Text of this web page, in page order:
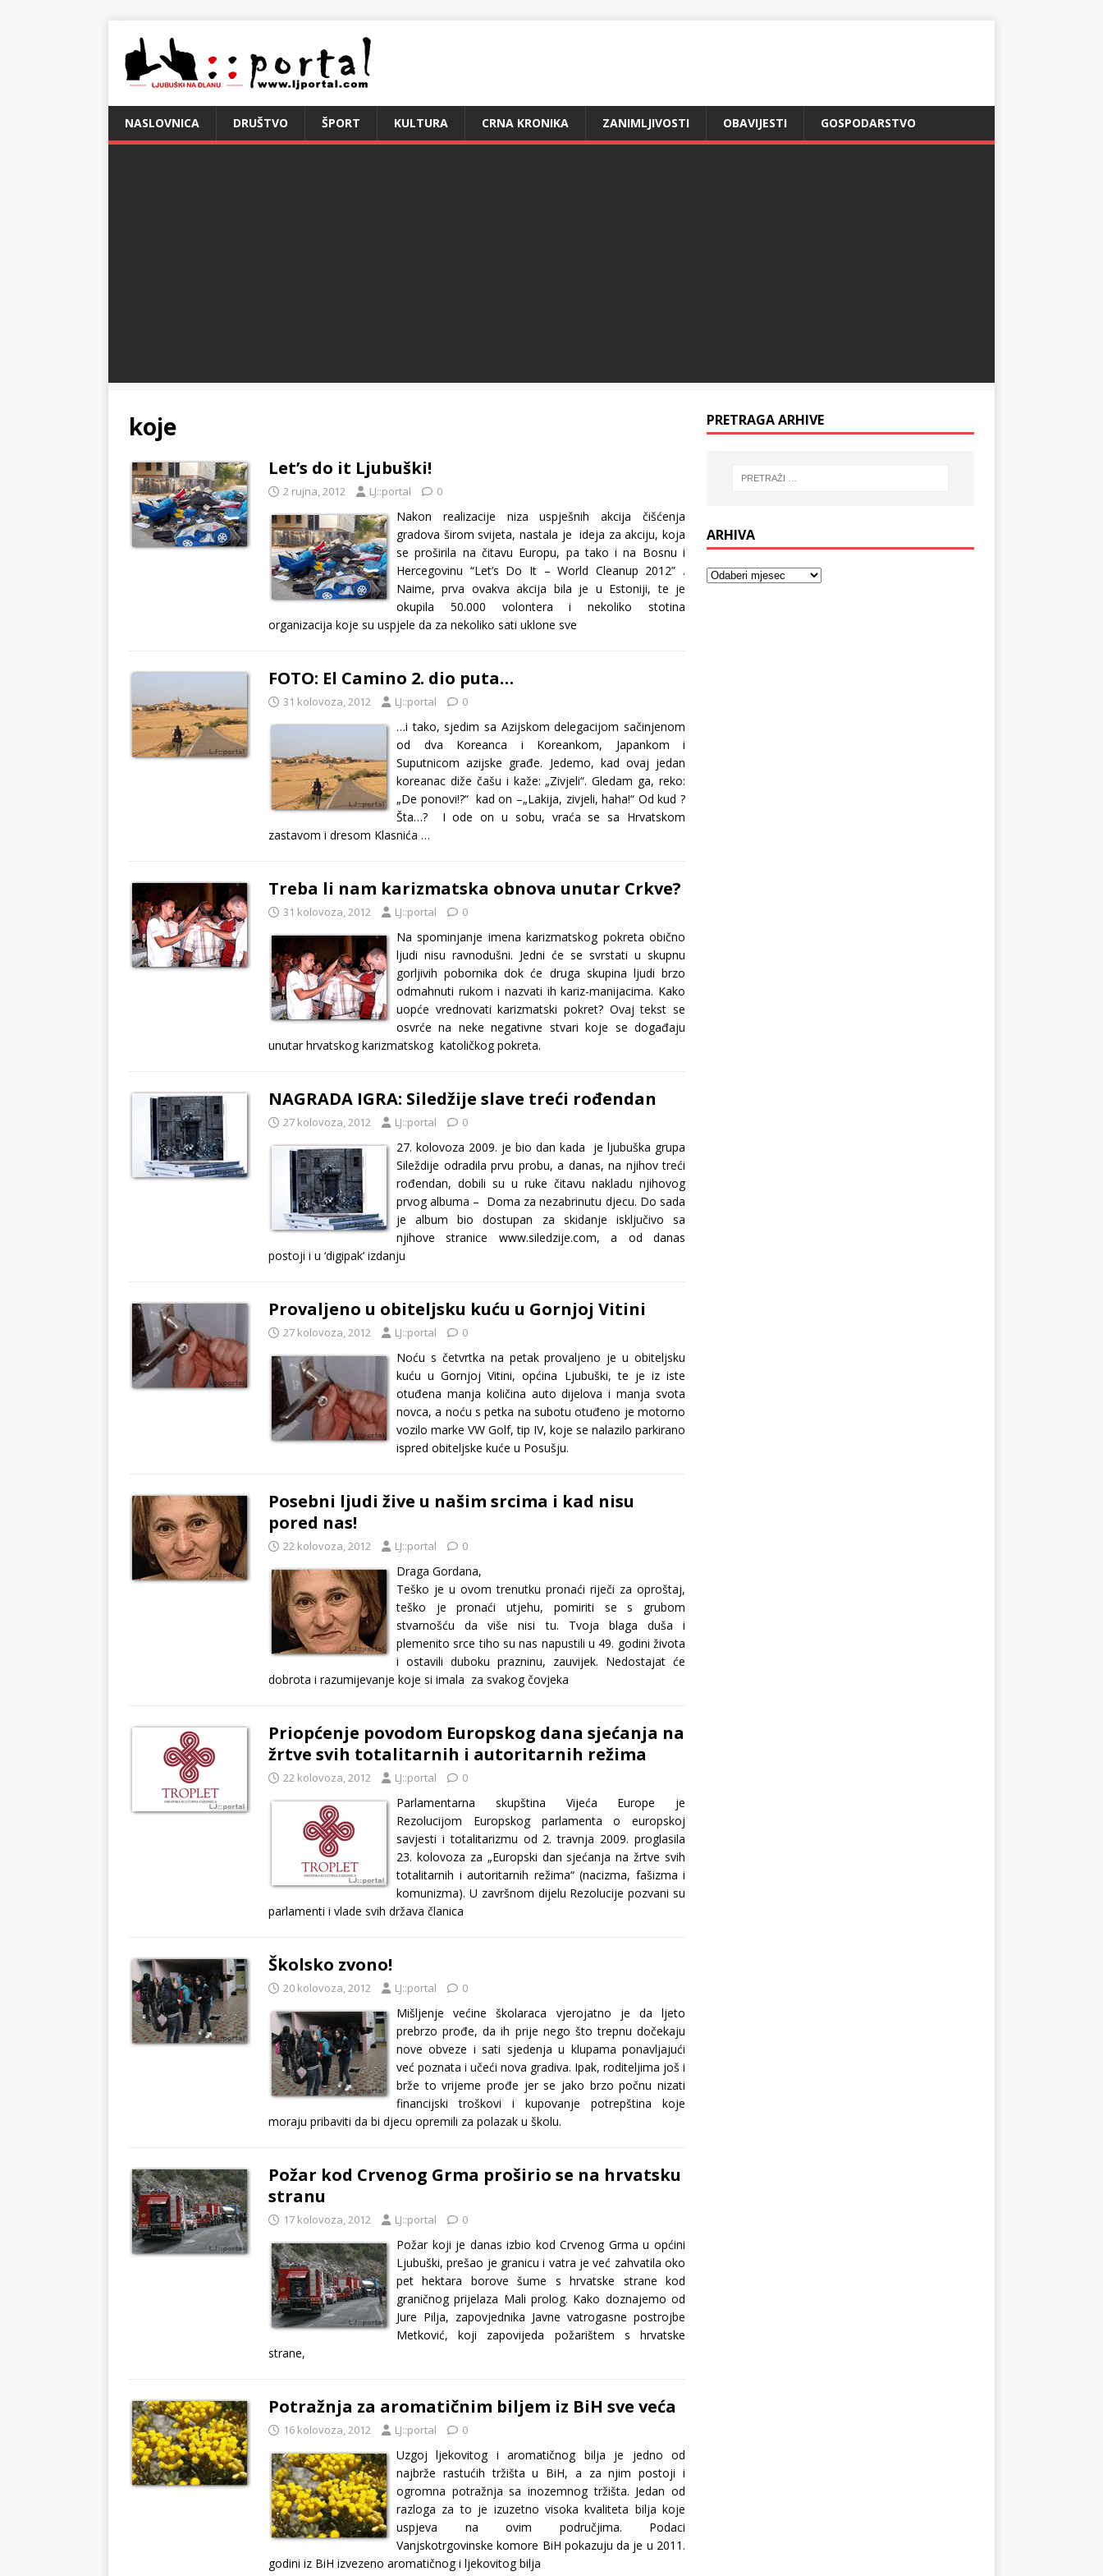
NASLOVNICA DRUŠTVO ŠPORT KULTURA CRNA KRONIKA ZANIMLJIVOSTI OBAVIJESTI GOSPODARSTVO
koje
Let’s do it Ljubuški!
2 rujna, 2012 LJ::portal 0
Nakon realizacije niza uspješnih akcija čišćenja
gradova širom svijeta, nastala je ideja za akciju, koja
se proširila na čitavu Europu, pa tako i na Bosnu i
Hercegovinu “Let’s Do It – World Cleanup 2012” .
Naime, prva ovakva akcija bila je u Estoniji, te je
okupila 50.000 volontera i nekoliko stotina
organizacija koje su uspjele da za nekoliko sati uklone sve
FOTO: El Camino 2. dio puta…
31 kolovoza, 2012 LJ::portal 0
…i tako, sjedim sa Azijskom delegacijom sačinjenom
od dva Koreanca i Koreankom, Japankom i
Suputnicom azijske građe. Jedemo, kad ovaj jedan
koreanac diže čašu i kaže: „Zivjeli“. Gledam ga, reko:
„De ponovi!?“ kad on –„Lakija, zivjeli, haha!“ Od kud ?
Šta…? I ode on u sobu, vraća se sa Hrvatskom
zastavom i dresom Klasnića …
Treba li nam karizmatska obnova unutar Crkve?
31 kolovoza, 2012 LJ::portal 0
Na spominjanje imena karizmatskog pokreta obično
ljudi nisu ravnodušni. Jedni će se svrstati u skupnu
gorljivih pobornika dok će druga skupina ljudi brzo
odmahnuti rukom i nazvati ih kariz-manijacima. Kako
uopće vrednovati karizmatski pokret? Ovaj tekst se
osvrće na neke negativne stvari koje se događaju
unutar hrvatskog karizmatskog katoličkog pokreta.
NAGRADA IGRA: Siledžije slave treći rođendan
27 kolovoza, 2012 LJ::portal 0
27. kolovoza 2009. je bio dan kada je ljubuška grupa
Sileždije odradila prvu probu, a danas, na njihov treći
rođendan, dobili su u ruke čitavu nakladu njihovog
prvog albuma – Doma za nezabrinutu djecu. Do sada
je album bio dostupan za skidanje isključivo sa
njihove stranice www.siledzije.com, a od danas
postoji i u ‘digipak’ izdanju
Provaljeno u obiteljsku kuću u Gornjoj Vitini
27 kolovoza, 2012 LJ::portal 0
Noću s četvrtka na petak provaljeno je u obiteljsku
kuću u Gornjoj Vitini, općina Ljubuški, te je iz iste
otuđena manja količina auto dijelova i manja svota
novca, a noću s petka na subotu otuđeno je motorno
vozilo marke VW Golf, tip IV, koje se nalazilo parkirano
ispred obiteljske kuće u Posušju.
Posebni ljudi žive u našim srcima i kad nisu
pored nas!
22 kolovoza, 2012 LJ::portal 0
Draga Gordana,
Teško je u ovom trenutku pronaći riječi za oproštaj,
teško je pronaći utjehu, pomiriti se s grubom
stvarnošću da više nisi tu. Tvoja blaga duša i
plemenito srce tiho su nas napustili u 49. godini života
i ostavili duboku prazninu, zauvijek. Nedostajat će
dobrota i razumijevanje koje si imala za svakog čovjeka
Priopćenje povodom Europskog dana sjećanja na
žrtve svih totalitarnih i autoritarnih režima
22 kolovoza, 2012 LJ::portal 0
Parlamentarna skupština Vijeća Europe je
Rezolucijom Europskog parlamenta o europskoj
savjesti i totalitarizmu od 2. travnja 2009. proglasila
23. kolovoza za „Europski dan sjećanja na žrtve svih
totalitarnih i autoritarnih režima“ (nacizma, fašizma i
komunizma). U završnom dijelu Rezolucije pozvani su
parlamenti i vlade svih država članica
Školsko zvono!
20 kolovoza, 2012 LJ::portal 0
Mišljenje većine školaraca vjerojatno je da ljeto
prebrzo prođe, da ih prije nego što trepnu dočekaju
nove obveze i sati sjedenja u klupama ponavljajući
već poznata i učeći nova gradiva. Ipak, roditeljima još i
brže to vrijeme prođe jer se jako brzo počnu nizati
financijski troškovi i kupovanje potrepština koje
moraju pribaviti da bi djecu opremili za polazak u školu.
Požar kod Crvenog Grma proširio se na hrvatsku
stranu
17 kolovoza, 2012 LJ::portal 0
Požar koji je danas izbio kod Crvenog Grma u općini
Ljubuški, prešao je granicu i vatra je već zahvatila oko
pet hektara borove šume s hrvatske strane kod
graničnog prijelaza Mali prolog. Kako doznajemo od
Jure Pilja, zapovjednika Javne vatrogasne postrojbe
Metković, koji zapovijeda požarištem s hrvatske
strane,
Potražnja za aromatičnim biljem iz BiH sve veća
16 kolovoza, 2012 LJ::portal 0
Uzgoj ljekovitog i aromatičnog bilja je jedno od
najbrže rastućih tržišta u BiH, a za njim postoji i
ogromna potražnja sa inozemnog tržišta. Jedan od
razloga za to je izuzetno visoka kvaliteta bilja koje
uspjeva na ovim područjima. Podaci
Vanjskotrgovinske komore BiH pokazuju da je u 2011.
godini iz BiH izvezeno aromatičnog i ljekovitog bilja
PRETRAGA ARHIVE
ARHIVA